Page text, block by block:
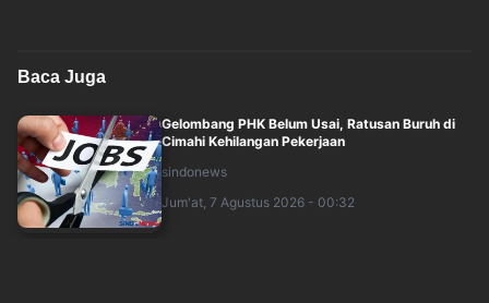
Baca Juga
Gelombang PHK Belum Usai, Ratusan Buruh di
Cimahi Kehilangan Pekerjaan
sindonews
Jum'at, 7 Agustus 2026 - 00:32